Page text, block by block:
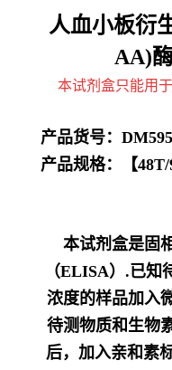
人血小板衍
AA)
本试剂盒只能用
产品货号：
产品规格：【48T/
本试剂盒是固
（ELISA）.已知
浓度的样品加入
待测物质和生物
后，加入亲和素